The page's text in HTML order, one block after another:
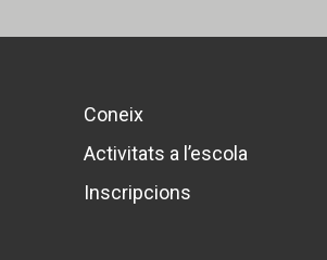
Coneix
Activitats a l’escola
Inscripcions